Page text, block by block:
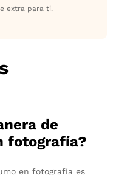
extra para ti.
de
fotografía?
en fotografía es